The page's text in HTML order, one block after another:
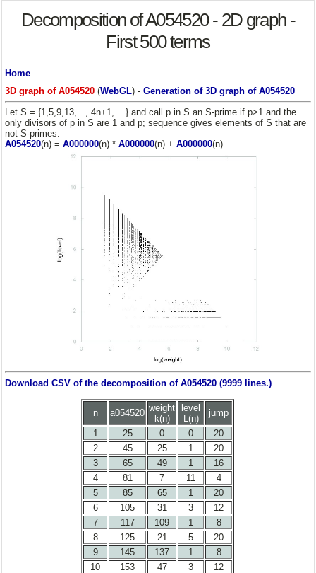
Decomposition of A054520 - 2D graph -
First 500 terms
Home
3D graph of A054520(WebGL) - Generation of 3D graph of A054520
Let S = {1,5,9,13,..., 4n+1, ...} and call p in S an S-prime if p>1 and the
only divisors of p in S are 1 and p; sequence gives elements of S that are
not S-primes.
A054520(n) = A000000(n) * A000000(n) + A000000(n)
Download CSV of the decomposition of A054520 (9999 lines.)
n a054520 weight
k(n)
level
L(n)
jump
1
25 0 0
20
2
45 25 1
20
3
65 49 1
16
4
81 7 11
4
5
85 65 1
20
6
105 31 3
12
7
117 109 1
8
8
125 21 5
20
9
145 137 1
8
10
153 47 3
12